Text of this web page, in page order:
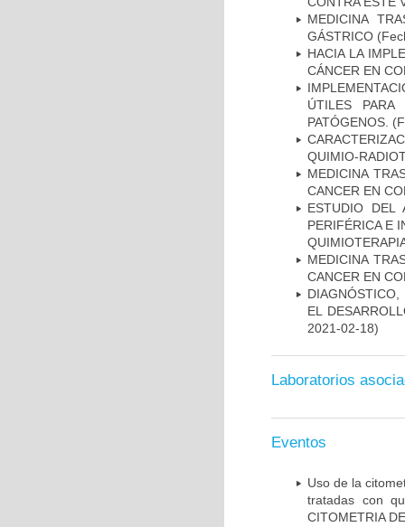
MEDICINA
GÁSTRICO
HACIA LA
CÁNCER EN
ÚTILES
PATÓGENOS.
QUIMIO-
MEDICINA
CANCER EN
ESTUDIO DEL
PERIFÉRICA E
MEDICINA
CANCER EN
EL
2021-02-18)
Laboratorios
Eventos
Uso de la
tratadas con
CITOMETRIA